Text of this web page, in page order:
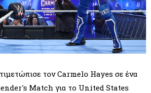
τον Carmelo Hayes σε ένα
Match για το United States